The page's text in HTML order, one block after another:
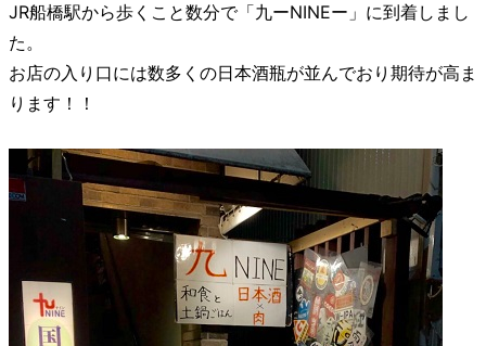
JR船橋駅から歩くこと数分で「九ーNINEー」に到着しまし
た。
お店の入り口には数多くの日本酒瓶が並んでおり期待が高ま
ります！！